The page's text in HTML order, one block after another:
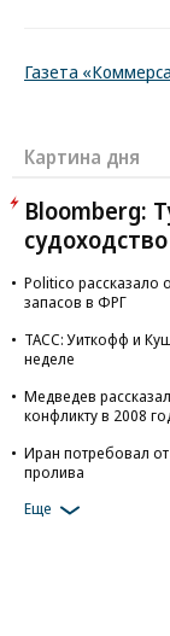
Газета
Картина дня
Bloomberg:
Politico рассказало
запасов в ФРГ
ТАСС: Уиткофф и
неделе
Медведев
конфликту в 2008
Иран потребовал
пролива
Еще